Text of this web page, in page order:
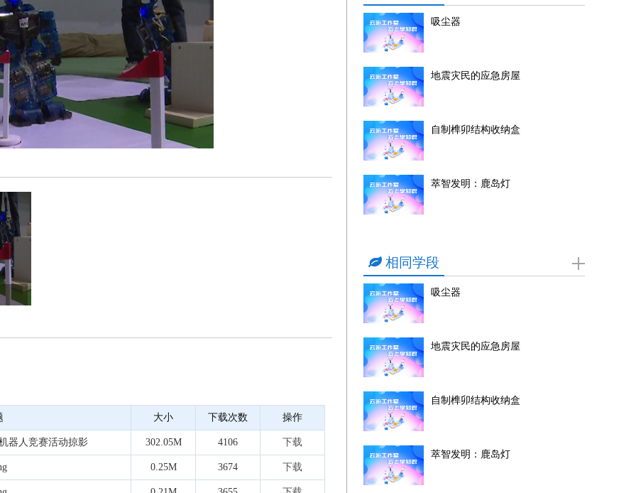
大小 下载次数 操作
器人竞赛活动掠影 302.05M 4106 下载
0.25M 3674 下载
吸尘器
地震灾民的应急房屋
自制榫卯结构收纳盒
萃智发明：鹿岛灯
相同学段
吸尘器
地震灾民的应急房屋
自制榫卯结构收纳盒
萃智发明：鹿岛灯